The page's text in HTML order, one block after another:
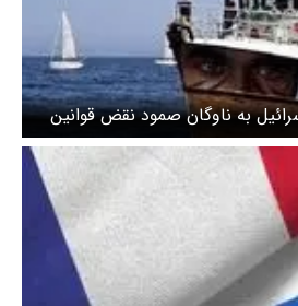
به ناوگان صمود نقض قوانین